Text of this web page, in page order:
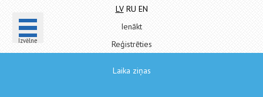
Izvēlne
LV RU EN
Ienākt
Reģistrēties
Laika ziņas